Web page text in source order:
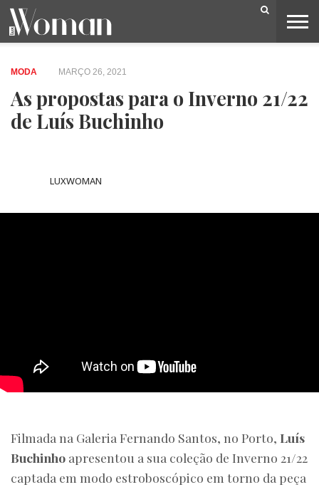
BELEZA
CAPA
LIFESTYLE
MODA
OPINIÃO
PESSOAS
SOCIEDADE
VIDEOS
MODA MARÇO 26, 2021
As propostas para o Inverno 21/22
de Luís Buchinho
LUXWOMAN
Filmada na Galeria Fernando Santos, no Porto, Luís
Buchinho apresentou a sua coleção de Inverno 21/22
captada em modo estroboscópico em torno da peça